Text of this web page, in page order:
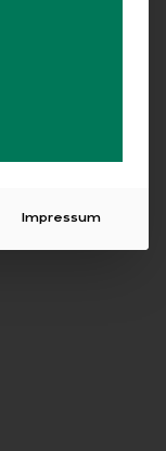
Impressum